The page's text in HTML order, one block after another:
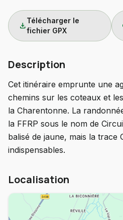
download
Télécharger le
fichier GPX
Description
Cet itinéraire emprunte une
chemins sur les coteaux et
la Charentonne. La
la FFRP sous le nom de
balisé de jaune, mais la trace
indispensables.
Localisation